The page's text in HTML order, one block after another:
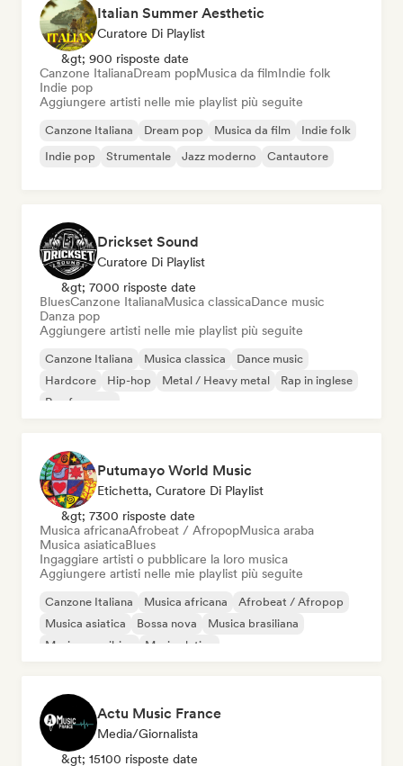
Italian Summer Aesthetic
Curatore Di Playlist
&gt; 900 risposte date
Canzone ItalianaDream popMusica da filmIndie folk
Indie pop
Aggiungere artisti nelle mie playlist più seguite
Canzone Italiana Dream pop Musica da film
Indie folk
Indie pop
Strumentale Jazz moderno Cantautore
Drickset Sound
Curatore Di Playlist
&gt; 7000 risposte date
BluesCanzone ItalianaMusica classicaDance music
Danza pop
Aggiungere artisti nelle mie playlist più seguite
Canzone Italiana Musica classica
Dance music
Hardcore
Hip-hop Metal / Heavy metal
Rap in inglese
Rap francese
Putumayo World Music
Etichetta, Curatore Di Playlist
&gt; 7300 risposte date
Musica africanaAfrobeat / AfropopMusica araba
Musica asiaticaBlues
Ingaggiare artisti o pubblicare la loro musica
Aggiungere artisti nelle mie playlist più seguite
Canzone Italiana Musica africana
Afrobeat / Afropop
Musica asiatica
Bossa nova
Musica brasiliana
Musica caraibica
Musica latina
Actu Music France
Media/Giornalista
&gt; 15100 risposte date